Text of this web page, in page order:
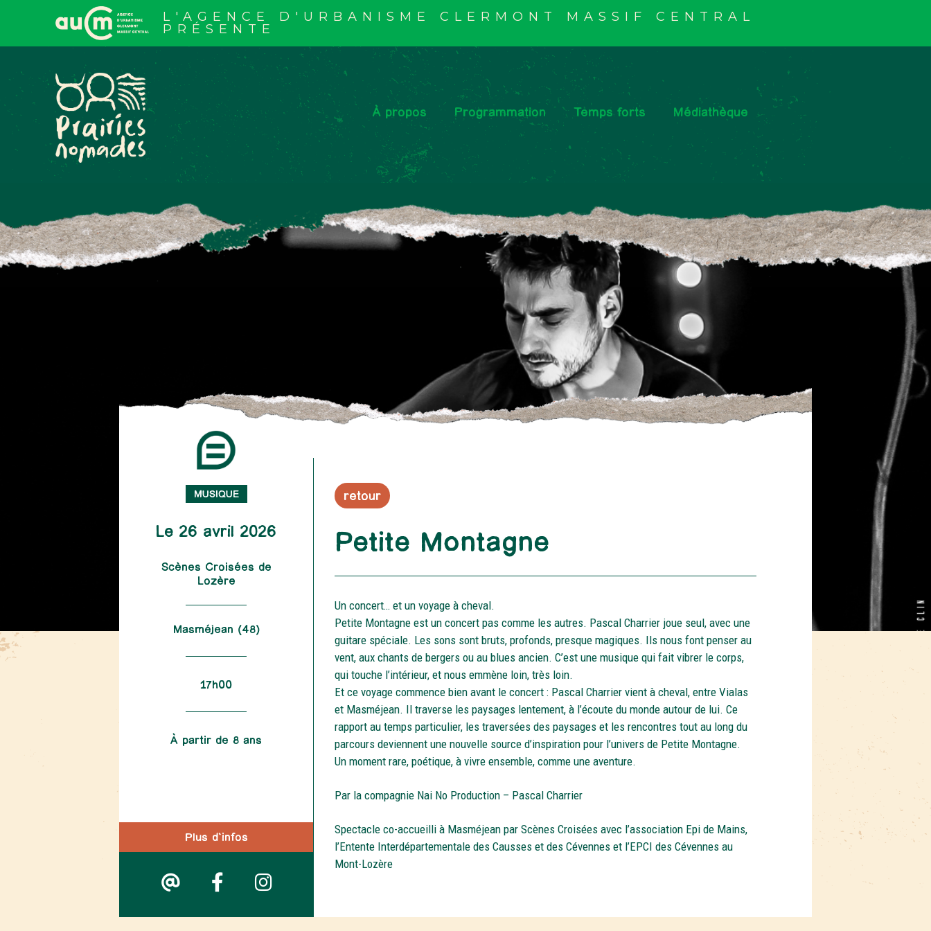
L'AGENCE D'URBANISME CLERMONT MASSIF CENTRAL
PRÉSENTE
À propos Programmation Temps forts Médiathèque
MUSIQUE
Le 26 avril 2026
Scènes Croisées de
Lozère
Masméjean (48)
17h00
À partir de 8 ans
Plus d'infos
retour
Petite Montagne
Un concert… et un voyage à cheval.
Petite Montagne est un concert pas comme les autres. Pascal Charrier joue seul, avec une
guitare spéciale. Les sons sont bruts, profonds, presque magiques. Ils nous font penser au
vent, aux chants de bergers ou au blues ancien. C’est une musique qui fait vibrer le corps,
qui touche l’intérieur, et nous emmène loin, très loin.
Et ce voyage commence bien avant le concert : Pascal Charrier vient à cheval, entre Vialas
et Masméjean. Il traverse les paysages lentement, à l’écoute du monde autour de lui. Ce
rapport au temps particulier, les traversées des paysages et les rencontres tout au long du
parcours deviennent une nouvelle source d’inspiration pour l’univers de Petite Montagne.
Un moment rare, poétique, à vivre ensemble, comme une aventure.
Par la compagnie Nai No Production – Pascal Charrier
Spectacle co-accueilli à Masméjean par Scènes Croisées avec l’association Epi de Mains,
l’Entente Interdépartementale des Causses et des Cévennes et l’EPCI des Cévennes au
Mont-Lozère